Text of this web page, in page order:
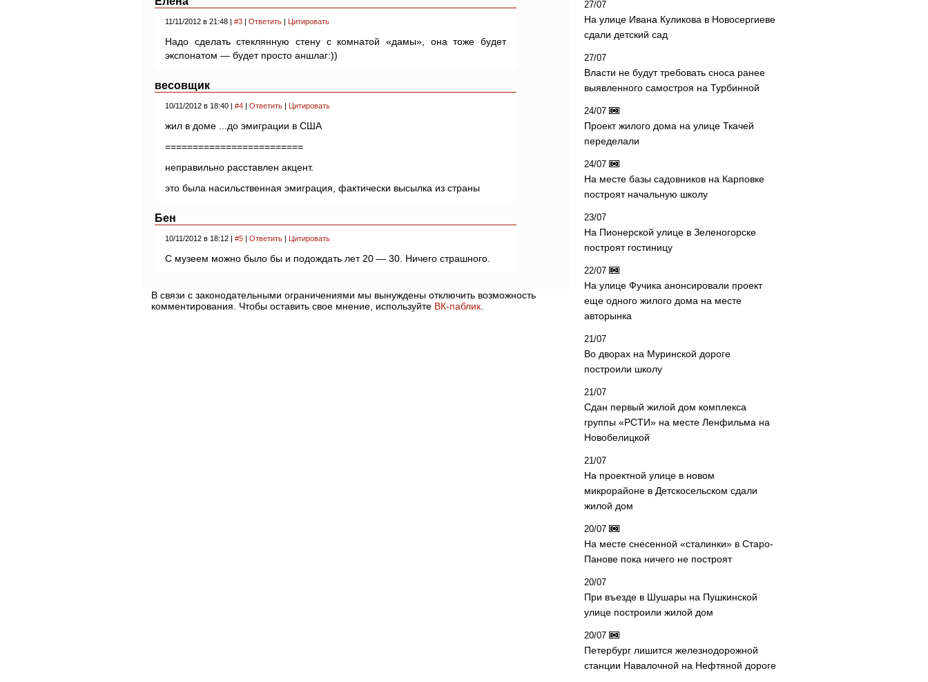
11/11/2012 в 21:48 | #3 | Ответить | Цитировать
Надо сделать стеклянную стену с комнатой «дамы», она тоже будет
экспонатом — будет просто аншлаг:))
весовщик
10/11/2012 в 18:40 | #4 | Ответить | Цитировать
жил в доме ...до эмиграции в США
=========================
неправильно расставлен акцент.
это была насильственная эмиграция, фактически высылка из страны
Бен
10/11/2012 в 18:12 | #5 | Ответить | Цитировать
C музеем можно было бы и подождать лет 20 — 30. Ничего страшного.
В связи с законодательными ограничениями мы вынуждены отключить возможность
комментирования. Чтобы оставить свое мнение, используйте ВК-паблик
27/07
На улице Ивана Куликова в Новосергиеве
сдали детский сад
27/07
Власти не будут требовать сноса ранее
выявленного самостроя на Турбинной
24/07
Проект жилого дома на улице Ткачей
переделали
24/07
На месте базы садовников на Карповке
построят начальную школу
23/07
На Пионерской улице в Зеленогорске
построят гостиницу
22/07
На улице Фучика анонсировали проект
еще одного жилого дома на месте
авторынка
21/07
Во дворах на Муринской дороге
построили школу
21/07
Сдан первый жилой дом комплекса
группы «РСТИ» на месте Ленфильма на
Новобелицкой
21/07
На проектной улице в новом
микрорайоне в Детскосельском сдали
жилой дом
20/07
На месте снесенной «сталинки» в Старо-
Панове пока ничего не построят
20/07
При въезде в Шушары на Пушкинской
улице построили жилой дом
20/07
Петербург лишится железнодорожной
станции Навалочной на Нефтяной дороге